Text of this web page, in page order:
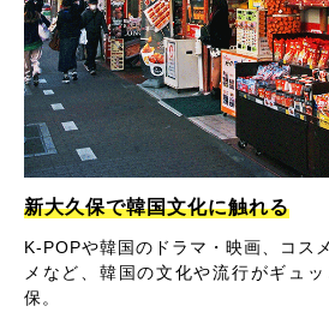
新大久保で韓国文化に触れる
K-POPや韓国のドラマ・映画、コス
メなど、韓国の文化や流行がギュ
保。